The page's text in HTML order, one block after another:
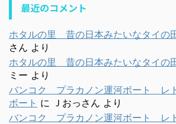
最近のコメント
ホタルの里 昔の日本みたいなタイの
さん より
ホタルの里 昔の日本みたいなタイの
ミー より
バンコク プラカノン運河ボート レ
ボート に Ｊおっさん より
バンコク プラカノン運河ボート レ